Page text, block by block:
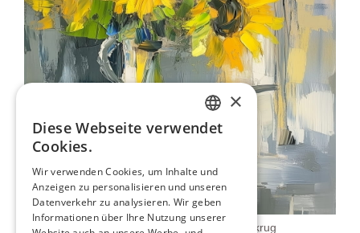
Sonnenblumen In Einem Keramikkrug
ENGLISH
GERMAN
FRENCH
×
Diese Webseite verwendet
Cookies.
Wir verwenden Cookies, um Inhalte und
Anzeigen zu personalisieren und unseren
Datenverkehr zu analysieren. Wir geben
Informationen über Ihre Nutzung unserer